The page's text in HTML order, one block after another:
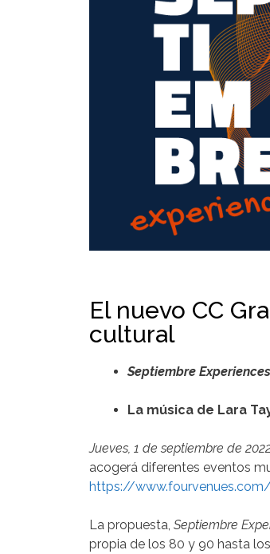
El nuevo CC
cultural
Septiembre Experiences
La música de Lara
Jueves, 1 de septiembre de
acogerá diferentes eventos
https://
La propuesta, Septiembre
propia de los 80 y 90 hasta